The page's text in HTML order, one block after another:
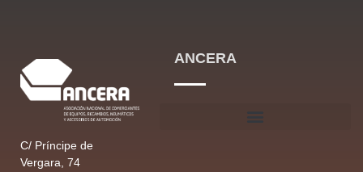
C/ Príncipe de
Vergara, 74
ANCERA